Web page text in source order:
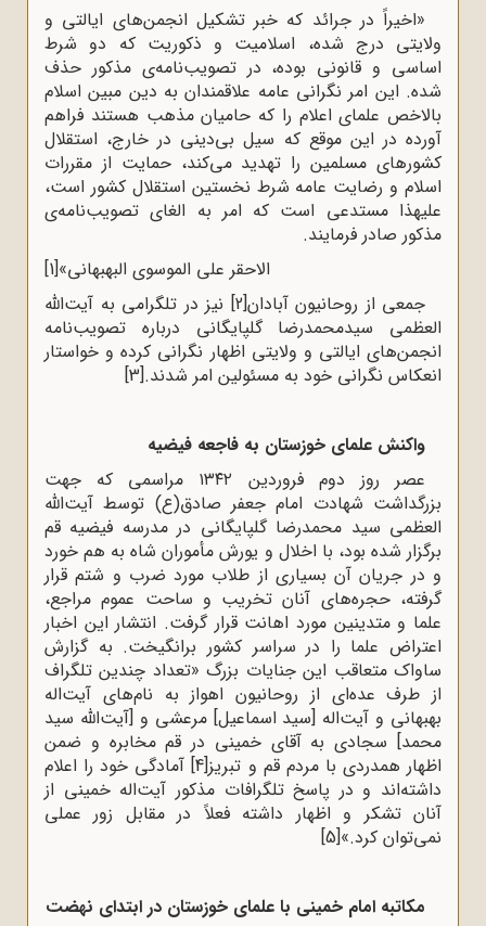
«اخیراً در جرائد که خبر تشکیل انجمن‌های ایالتی و
ولایتی درج شده، اسلامیت و ذکوریت که دو شرط
اساسی و قانونی بوده، در تصویب‌نامه‌ی مذکور حذف
شده. این امر نگرانی عامه علاقمندان به دین مبین اسلام
بالاخص علمای اعلام را که حامیان مذهب هستند فراهم
آورده در این موقع که سیل بی‌دینی در خارج، استقلال
کشورهای مسلمین را تهدید می‌کند، حمایت از مقررات
اسلام و رضایت عامه شرط نخستین استقلال کشور است،
علیهذا مستدعی است که امر به الغای تصویب‌نامه‌ی
مذکور صادر فرمایند.
الاحقر علی الموسوی البهبهانی»[1]
جمعی از روحانیون آبادان[2]
نیز در تلگرامی به آیت‌الله
العظمی سیدمحمدرضا گلپایگانی درباره تصویب‌نامه
انجمن‌های ایالتی و ولایتی اظهار نگرانی کرده و خواستار
انعکاس نگرانی خود به مسئولین امر شدند.[3]
واکنش علمای خوزستان به فاجعه فیضیه
عصر روز دوم فروردین ۱۳۴۲ مراسمی‌ که‌ جهت‌
بزرگداشت‌ شهادت‌ امام‌ جعفر صادق(ع) توسط‌ آیت‌‌الله‌
العظمی‌ سید محمدرضا گلپایگانی‌ در مدرسه‌ فیضیه‌ قم‌
برگزار شده‌ بود، با اخلال‌ و یورش‌ مأموران‌ شاه‌ به هم‌ خورد
و در جریان‌ آن‌ بسیاری‌ از طلاب‌ مورد ضرب‌ و شتم‌ قرار
گرفته‌، حجره‌های‌ آنان‌ تخریب‌ و ساحت‌ عموم‌ مراجع‌،
علما و متدینین‌ مورد اهانت‌ قرار گرفت. انتشار این اخبار
اعتراض علما را در سراسر کشور برانگیخت. به گزارش
ساواک متعاقب این جنایات بزرگ «تعداد چندین تلگراف
از طرف عده‌ای از روحانیون اهواز به نام‌های آیت‌اله‌
بهبهانی و آیت‌اله‌ [سید اسماعیل] مرعشی و [آیت‌الله سید
محمد] سجادی به آقای خمینی در قم مخابره و ضمن
اظهار همدردی با مردم قم و تبریز[4]
آمادگی خود را اعلام
داشته‌اند و در پاسخ تلگرافات مذکور آیت‌اله خمینی از
آنان تشکر و اظهار داشته فعلاً در مقابل زور عملی
نمی‌توان کرد.»[5]
مکاتبه امام خمینی با علمای خوزستان در ابتدای نهضت